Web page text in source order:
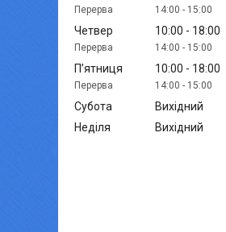
14:00 15:00
Четвер 10:00 18:00
14:00 15:00
Пʼятниця 10:00 18:00
14:00 15:00
Субота
Вихідний
Неділя
Вихідний